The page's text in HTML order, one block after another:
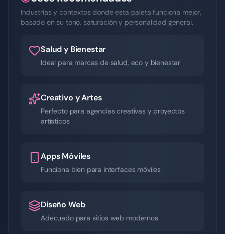
Industrias y contextos donde esta paleta funciona mejor,
basado en su tono, saturación y personalidad general.
Salud y Bienestar
Ideal para marcas de salud, eco y bienestar
Creativo y Artes
Perfecto para agencias creativas y proyectos
artísticos
Apps Móviles
Funciona bien para interfaces móviles
Diseño Web
Adecuado para sitios web modernos